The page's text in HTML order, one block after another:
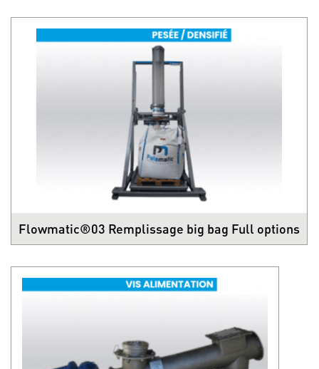
Flowmatic®03 Remplissage big bag Full options